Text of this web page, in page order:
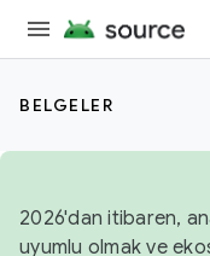
BELGELER
2026'dan itibaren,
uyumlu olmak ve